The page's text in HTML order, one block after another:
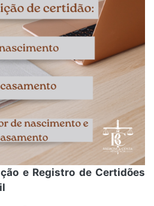
e Registro de Certidões